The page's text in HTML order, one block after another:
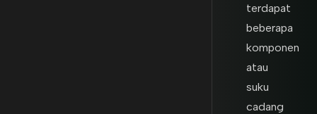
terdapat
beberapa
komponen
atau
suku
cadang